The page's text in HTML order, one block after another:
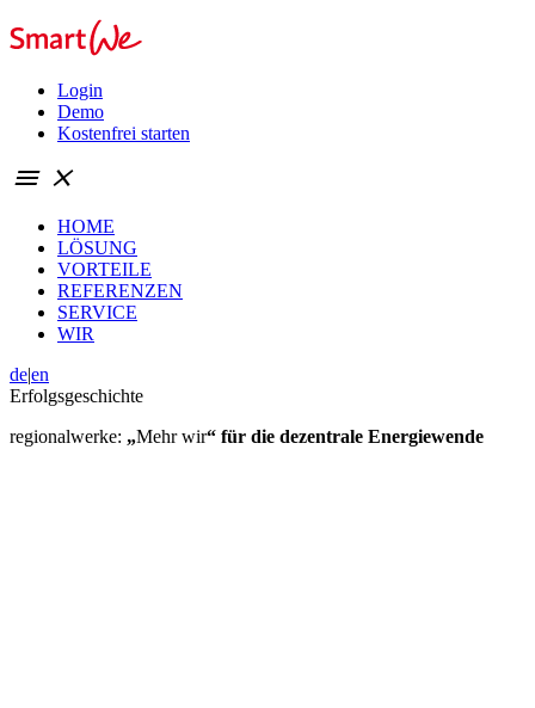
Login
Demo
Kostenfrei starten
menu close
HOME
LÖSUNG
VORTEILE
REFERENZEN
SERVICE
WIR
de|en
Erfolgsgeschichte
regionalwerke: „Mehr wir“ für die dezentrale Energiewende